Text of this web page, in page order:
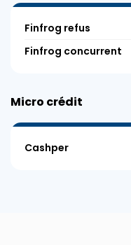
Finfrog refus
Finfrog concurrent
Micro crédit
Cashper